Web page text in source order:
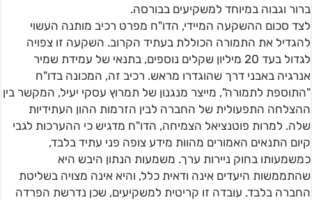
ברור וגבוה במיוחד למשקיעים בבורסה.
לצד סכום ההשקעה המיידי, הדו"ח מפרט רכיב מותנה העשוי
להגדיל את התמורה הכוללת בעתיד הקרוב. השקעה זו צפויה
לגדול בעד 20 מיליון שקלים נוספים, בתנאי של עמידת שמיר
אנרגיה באבני דרך שהוגדרו מראש. רכיב זה, המכונה בדו"ח
"התוספת לתמורה", מייצר מנגנון של תמרוץ עסקי יעיל, המקשר בין
ההצלחה התפעולית של החברה לבין הזרמות ההון העתידיות
שלה. למרות פוטנציאל הצמיחה, הדו"ח מדגיש כי ההערכות לגבי
קיום התנאים האמורים מהוות מידע צופה פני עתיד בלבד,
כמשמעותו בחוק ניירות ערך. משמעות הנתון היבש היא
שהתממשות היעדים אינה ודאית כלל, והיא אינה מצויה בשליטת
החברה בלבד. עובדה זו קריטית למשקיעים, שכן נדרשת הפרדה